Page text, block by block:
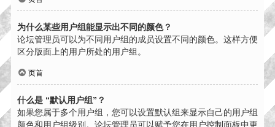
为什么某些用户组能显示出不同的颜色？
论坛管理员可以为不同用户组的成员设置不同的颜色。这样方便
区分版面上的用户所处的用户组。
页首
什么是 “默认用户组”？
如果您属于多个用户组，您可以设置默认组来显示自己的用户组
颜色和用户组级别。论坛管理员可以赋予您在用户控制面板中更